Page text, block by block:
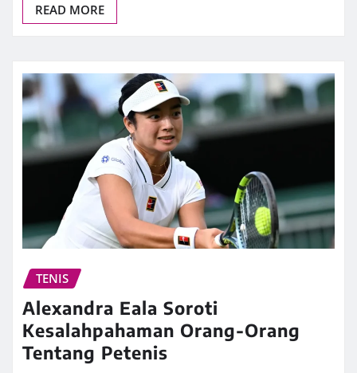
READ MORE
TENIS
Alexandra Eala Soroti
Kesalahpahaman Orang-Orang
Tentang Petenis